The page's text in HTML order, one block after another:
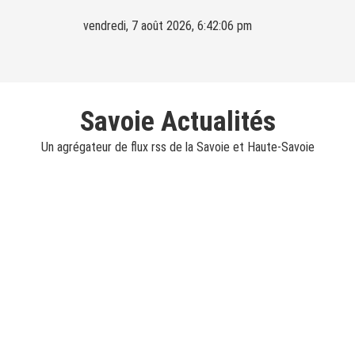
vendredi, 7 août 2026, 6:42:08 pm
Savoie Actualités
Un agrégateur de flux rss de la Savoie et Haute-Savoie